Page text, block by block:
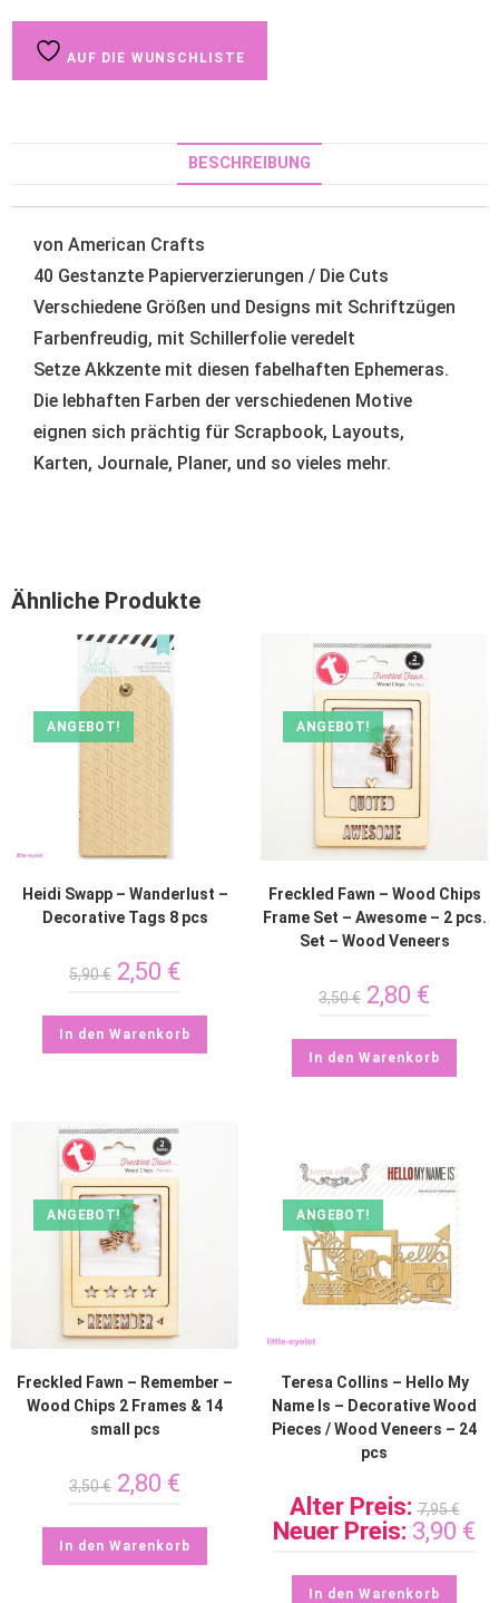
AUF DIE WUNSCHLISTE
BESCHREIBUNG
von American Crafts
40 Gestanzte Papierverzierungen / Die Cuts
Verschiedene Größen und Designs mit Schriftzügen
Farbenfreudig, mit Schillerfolie veredelt
Setze Akkzente mit diesen fabelhaften Ephemeras.
Die lebhaften Farben der verschiedenen Motive
eignen sich prächtig für Scrapbook, Layouts,
Karten, Journale, Planer, und so vieles mehr.
Ähnliche Produkte
ANGEBOT!
Heidi Swapp – Wanderlust –
Decorative Tags 8 pcs
5,90€ 2,50 €
In den Warenkorb
ANGEBOT!
Freckled Fawn – Wood Chips
Frame Set – Awesome – 2 pcs.
Set – Wood Veneers
3,50€ 2,80 €
In den Warenkorb
ANGEBOT!
Freckled Fawn – Remember –
Wood Chips 2 Frames & 14
small pcs
3,50€ 2,80 €
In den Warenkorb
ANGEBOT!
Teresa Collins – Hello My
Name Is – Decorative Wood
Pieces / Wood Veneers – 24
pcs
Alter Preis: 7,95€
Neuer Preis: 3,90 €
In den Warenkorb